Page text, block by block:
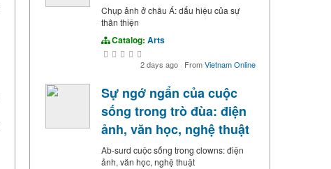
Chụp ảnh ở châu Á: dấu hiệu của sự
thân thiện
Catalog: Arts
2 days ago · FromVietnam Online
Sự ngớ ngẩn của cuộc
sống trong trò đùa: điện
ảnh, văn học, nghệ thuật
Ab-surd cuộc sống trong clowns: điện
ảnh, văn học, nghệ thuật